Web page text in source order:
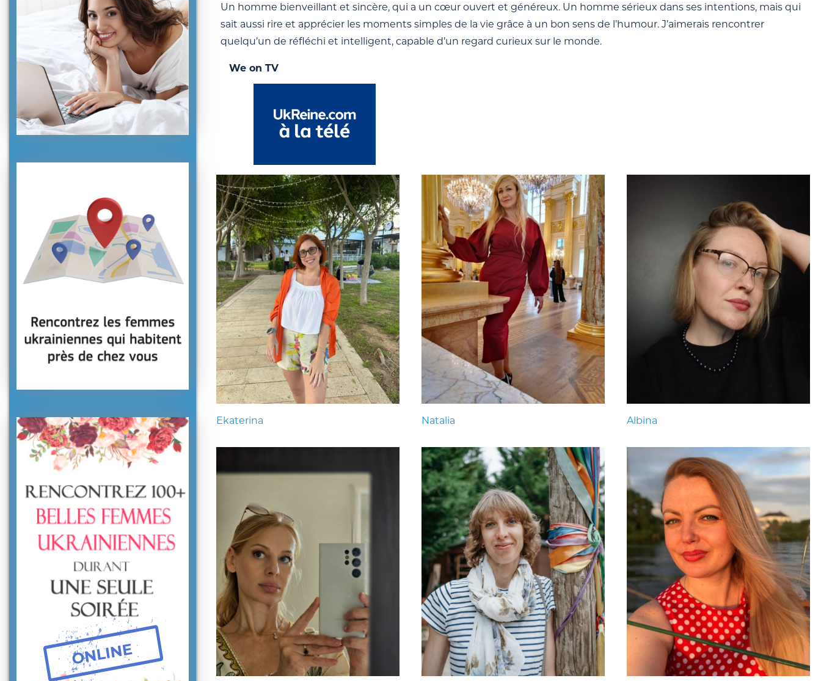
Un homme bienveillant et sincère, qui a un cœur ouvert et généreux. Un homme sérieux dans ses intentions, mais qui
sait aussi rire et apprécier les moments simples de la vie grâce à un bon sens de l’humour. J’aimerais rencontrer
quelqu’un de réfléchi et intelligent, capable d’un regard curieux sur le monde.
We on TV
Ekaterina Natalia Albina